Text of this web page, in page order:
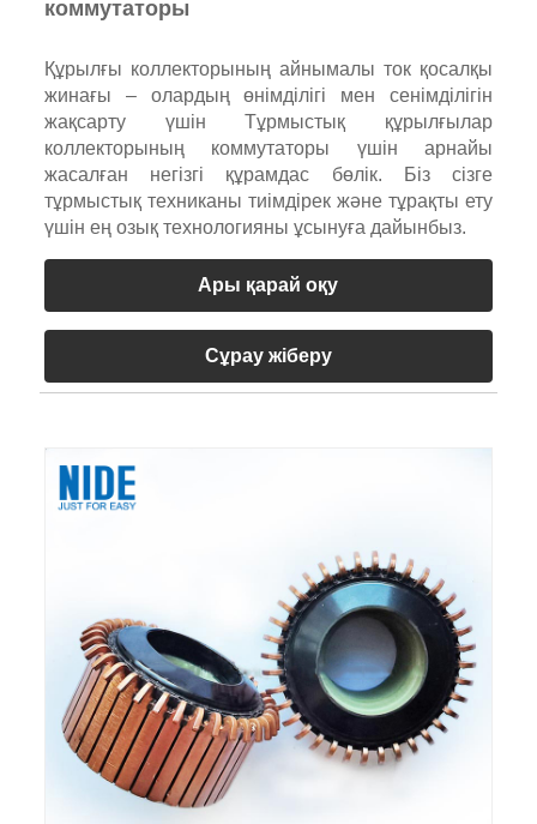
коммутаторы
Құрылғы коллекторының айнымалы ток қосалқы
жинағы – олардың өнімділігі мен сенімділігін
жақсарту үшін Тұрмыстық құрылғылар
коллекторының коммутаторы үшін арнайы
жасалған негізгі құрамдас бөлік. Біз сізге
тұрмыстық техниканы тиімдірек және тұрақты ету
үшін ең озық технологияны ұсынуға дайынбыз.
Ары қарай оқу
Сұрау жіберу